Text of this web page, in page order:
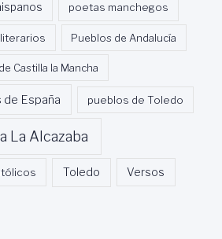
poetas manchegos
Pueblos de Andalucía
Castilla la Mancha
de España pueblos de Toledo
La Alcazaba
Toledo Versos